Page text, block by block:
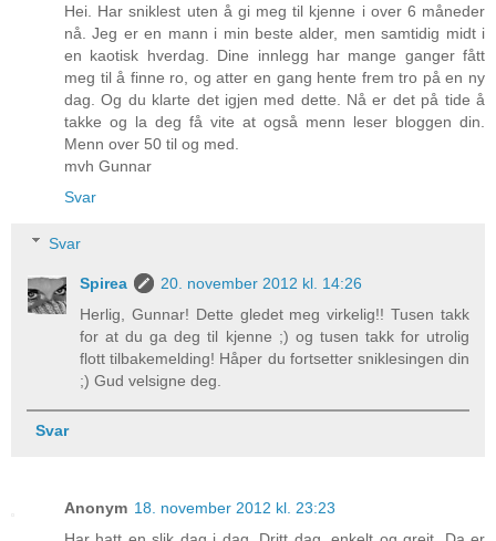
Hei. Har sniklest uten å gi meg til kjenne i over 6 måneder
nå. Jeg er en mann i min beste alder, men samtidig midt i
en kaotisk hverdag. Dine innlegg har mange ganger fått
meg til å finne ro, og atter en gang hente frem tro på en ny
dag. Og du klarte det igjen med dette. Nå er det på tide å
takke og la deg få vite at også menn leser bloggen din.
Menn over 50 til og med.
mvh Gunnar
Svar
Svar
Spirea
20. november 2012 kl. 14:26
Herlig, Gunnar! Dette gledet meg virkelig!! Tusen takk
for at du ga deg til kjenne ;) og tusen takk for utrolig
flott tilbakemelding! Håper du fortsetter sniklesingen din
;) Gud velsigne deg.
Svar
Anonym 18. november 2012 kl. 23:23